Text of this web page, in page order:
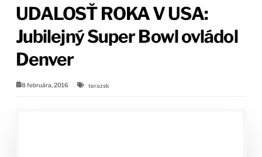
UDALOSŤ ROKA V USA:
Jubilejný Super Bowl ovládol
Denver
8 februára, 2016 terazsk